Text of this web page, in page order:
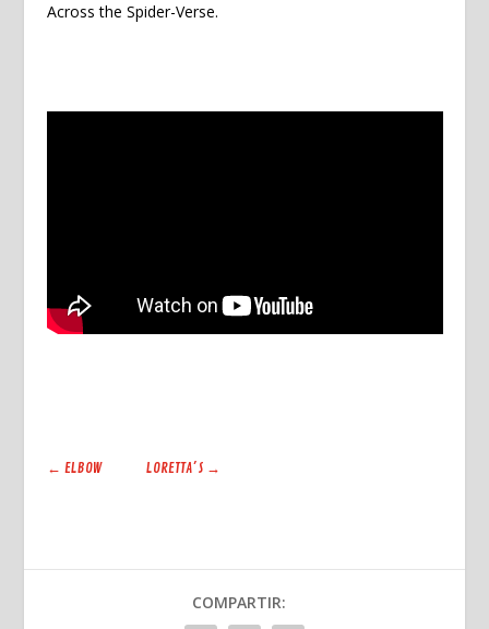
Across the Spider-Verse.
← ELBOW LORETTA´S→
COMPARTIR: